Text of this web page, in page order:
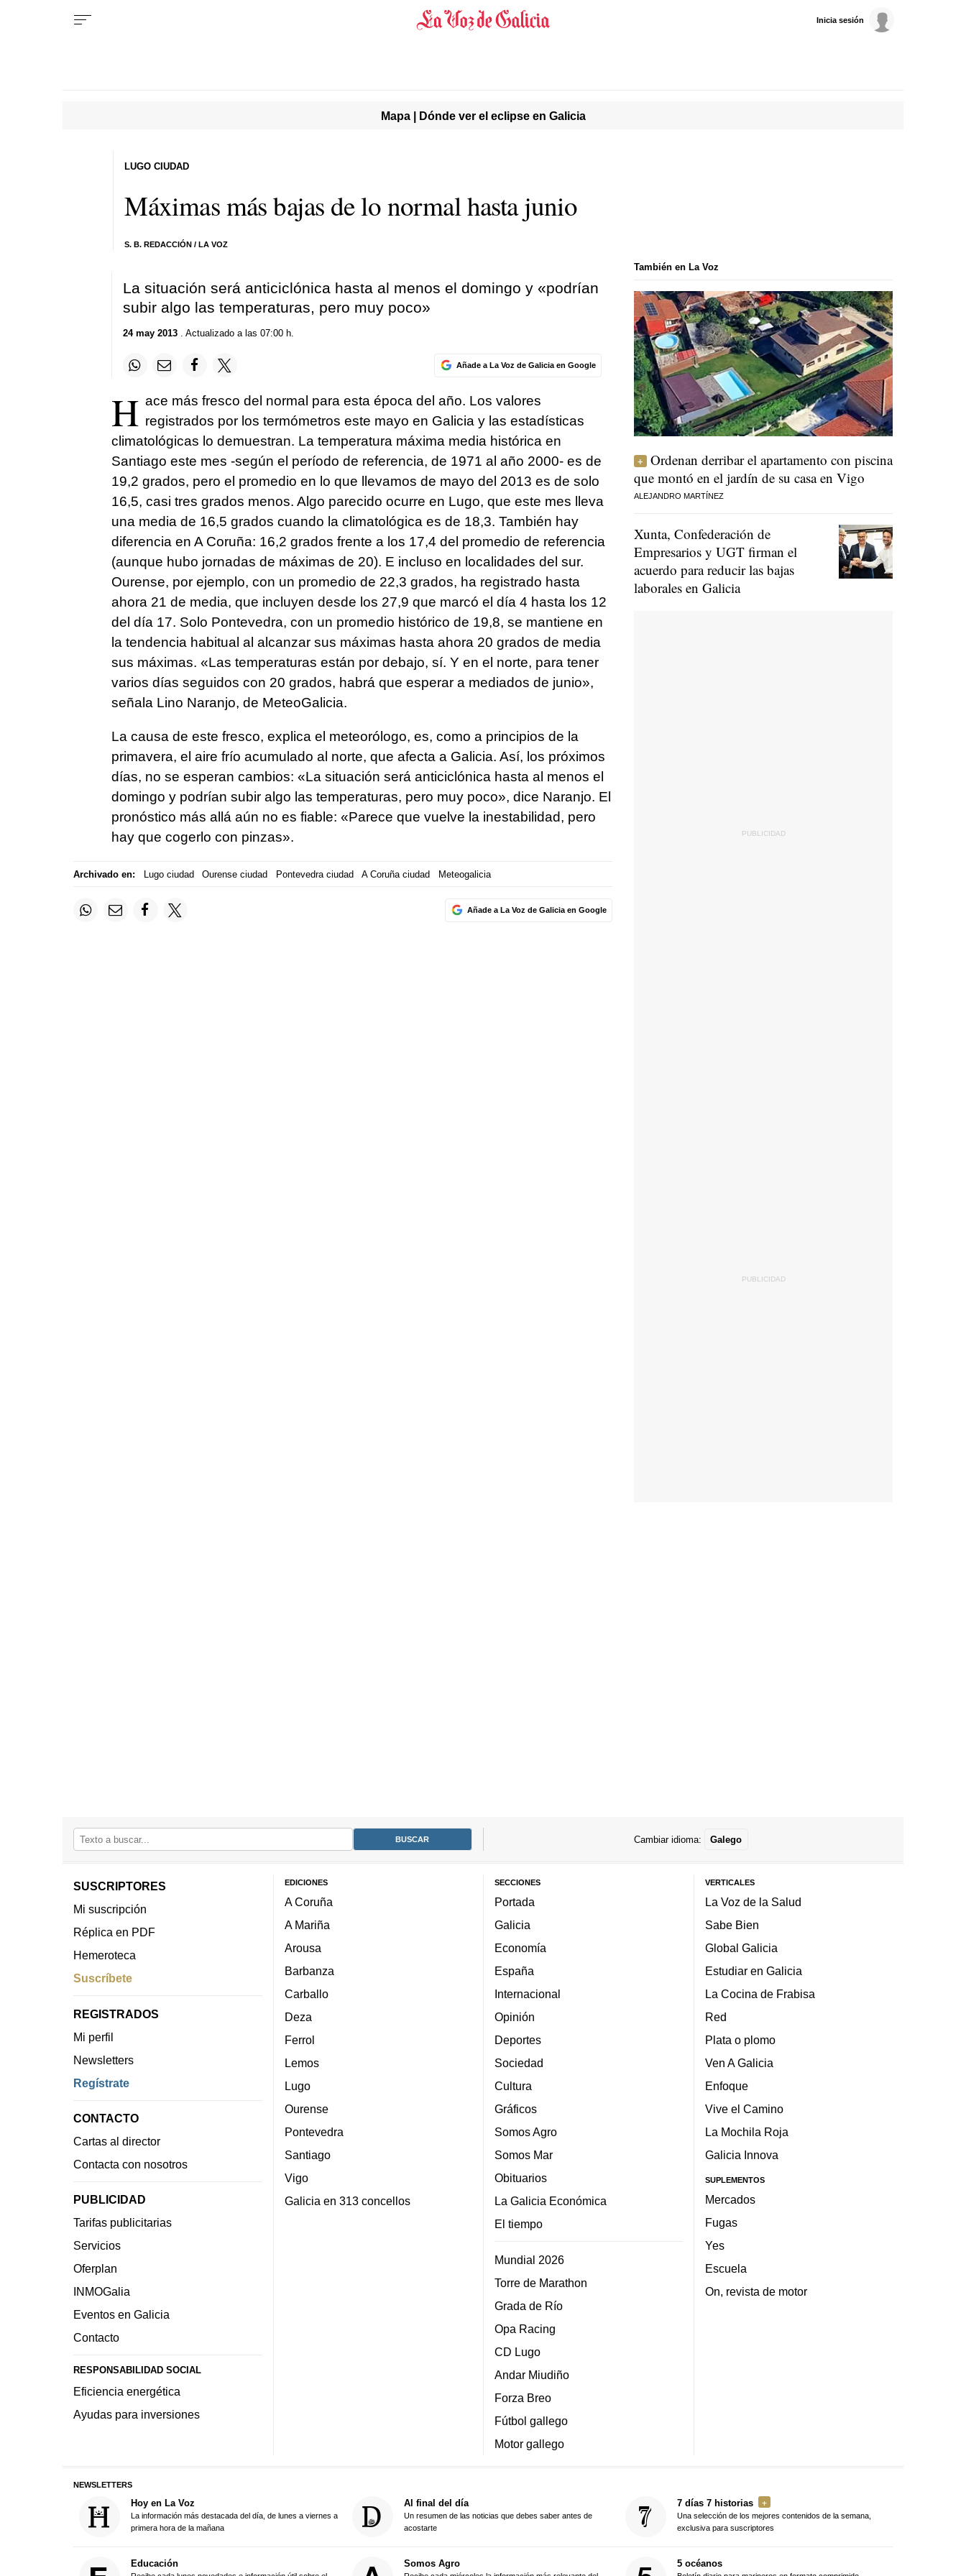
Inicia sesión
Mapa | Dónde ver el eclipse en Galicia
Máximas más bajas de lo normal hasta junio
S. B. REDACCIÓN / LA VOZ
LUGO CIUDAD
La situación será anticiclónica hasta al menos el domingo y «podrían
subir algo las temperaturas, pero muy poco»
24 may 2013. Actualizado a las 07:00 h.
Añade a La Voz de Galicia en Google
H ace más fresco del normal para esta época del año. Los valores
registrados por los termómetros este mayo en Galicia y las estadísticas
climatológicas lo demuestran. La temperatura máxima media histórica en
Santiago este mes -según el período de referencia, de 1971 al año 2000- es de
19,2 grados, pero el promedio en lo que llevamos de mayo del 2013 es de solo
16,5, casi tres grados menos. Algo parecido ocurre en Lugo, que este mes lleva
una media de 16,5 grados cuando la climatológica es de 18,3. También hay
diferencia en A Coruña: 16,2 grados frente a los 17,4 del promedio de referencia
(aunque hubo jornadas de máximas de 20). E incluso en localidades del sur.
Ourense, por ejemplo, con un promedio de 22,3 grados, ha registrado hasta
ahora 21 de media, que incluyen desde los 27,9 que marcó el día 4 hasta los 12
del día 17. Solo Pontevedra, con un promedio histórico de 19,8, se mantiene en
la tendencia habitual al alcanzar sus máximas hasta ahora 20 grados de media
sus máximas. «Las temperaturas están por debajo, sí. Y en el norte, para tener
varios días seguidos con 20 grados, habrá que esperar a mediados de junio»,
señala Lino Naranjo, de MeteoGalicia.
La causa de este fresco, explica el meteorólogo, es, como a principios de la
primavera, el aire frío acumulado al norte, que afecta a Galicia. Así, los próximos
días, no se esperan cambios: «La situación será anticiclónica hasta al menos el
domingo y podrían subir algo las temperaturas, pero muy poco», dice Naranjo. El
pronóstico más allá aún no es fiable: «Parece que vuelve la inestabilidad, pero
hay que cogerlo con pinzas».
Archivado en: Lugo ciudad Ourense ciudad Pontevedra ciudad A Coruña ciudad Meteogalicia
Añade a La Voz de Galicia en Google
También en La Voz
Ordenan derribar el apartamento con piscina
que montó en el jardín de su casa en Vigo
ALEJANDRO MARTÍNEZ
Xunta, Confederación de
Empresarios y UGT firman el
acuerdo para reducir las bajas
laborales en Galicia
Cambiar idioma: Galego
SUSCRIPTORES
Mi suscripción
Réplica en PDF
Hemeroteca
Suscríbete
REGISTRADOS
Mi perfil
Newsletters
Regístrate
CONTACTO
Cartas al director
Contacta con nosotros
PUBLICIDAD
Tarifas publicitarias
Servicios
Oferplan
INMOGalia
Eventos en Galicia
Contacto
RESPONSABILIDAD SOCIAL
Eficiencia energética
Ayudas para inversiones
EDICIONES
A Coruña
A Mariña
Arousa
Barbanza
Carballo
Deza
Ferrol
Lemos
Lugo
Ourense
Pontevedra
Santiago
Vigo
Galicia en 313 concellos
SECCIONES
Portada
Galicia
Economía
España
Internacional
Opinión
Deportes
Sociedad
Cultura
Gráficos
Somos Agro
Somos Mar
Obituarios
La Galicia Económica
El tiempo
Mundial 2026
Torre de Marathon
Grada de Río
Opa Racing
CD Lugo
Andar Miudiño
Forza Breo
Fútbol gallego
Motor gallego
VERTICALES
La Voz de la Salud
Sabe Bien
Global Galicia
Estudiar en Galicia
La Cocina de Frabisa
Red
Plata o plomo
Ven A Galicia
Enfoque
Vive el Camino
La Mochila Roja
Galicia Innova
SUPLEMENTOS
Mercados
Fugas
Yes
Escuela
On, revista de motor
NEWSLETTERS
Hoy en La Voz
La información más destacada del día, de lunes a viernes a
primera hora de la mañana
Al final del día
Un resumen de las noticias que debes saber antes de
acostarte
7 días 7 historias
Una selección de los mejores contenidos de la semana,
exclusiva para suscriptores
Educación Somos Agro 5 océanos